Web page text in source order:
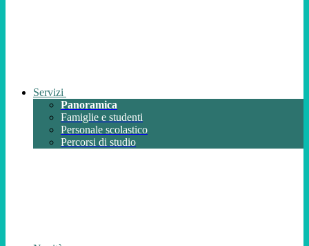
Servizi
Panoramica
Famiglie e studenti
Personale scolastico
Percorsi di studio